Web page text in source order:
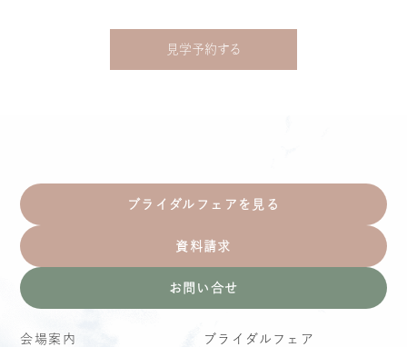
見学予約する
ブライダルフェアを見る
資料請求
お問い合せ
会場案内 ブライダルフェア